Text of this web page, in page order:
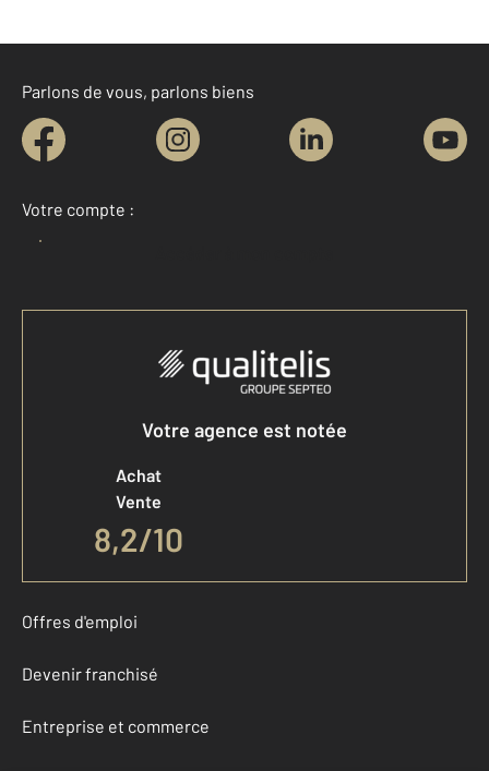
Parlons de vous, parlons biens
Votre compte :
Votre agence est notée
Achat
Vente
8,2/10
Offres d'emploi
Devenir franchisé
Entreprise et commerce